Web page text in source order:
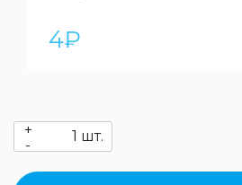
4₽
+
-
шт.